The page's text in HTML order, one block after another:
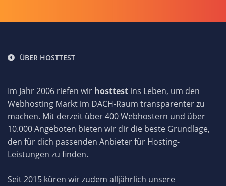
ÜBER HOSTTEST
Im Jahr 2006 riefen wir hosttest ins Leben, um den
Webhosting Markt im DACH-Raum transparenter zu
machen. Mit derzeit über 400 Webhostern und über
10.000 Angeboten bieten wir dir die beste Grundlage,
den für dich passenden Anbieter für Hosting-
Leistungen zu finden.
Seit 2015 küren wir zudem alljährlich unsere